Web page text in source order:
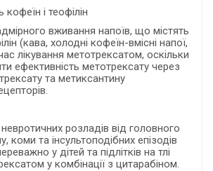
кофеїн і теофілін
вживання напоїв, що містять
(кава, холодні кофеїн-вмісні напої,
лікування метотрексатом, оскільки
ефективність метотрексату через
та метиксантину
розладів від головного
коми та інсультоподібних епізодів
у дітей та підлітків на тлі
у комбінації з цитарабіном.